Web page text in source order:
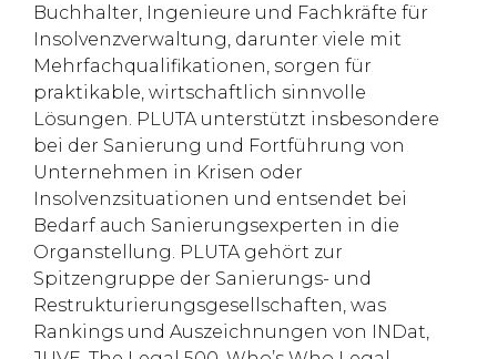
Buchhalter, Ingenieure und Fachkräfte für
Insolvenzverwaltung, darunter viele mit
Mehrfachqualifikationen, sorgen für
praktikable, wirtschaftlich sinnvolle
Lösungen. PLUTA unterstützt insbesondere
bei der Sanierung und Fortführung von
Unternehmen in Krisen oder
Insolvenzsituationen und entsendet bei
Bedarf auch Sanierungsexperten in die
Organstellung. PLUTA gehört zur
Spitzengruppe der Sanierungs- und
Restrukturierungsgesellschaften, was
Rankings und Auszeichnungen von INDat,